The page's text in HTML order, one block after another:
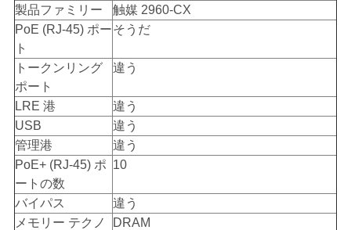
製品ファミリー
触媒 2960-CX
PoE (RJ-45) ポー
ト
そうだ
トークンリング
ポート
違う
LRE 港
違う
USB
違う
管理港
違う
PoE+ (RJ-45) ポ
ートの数
10
バイパス
違う
メモリー テクノ
DRAM